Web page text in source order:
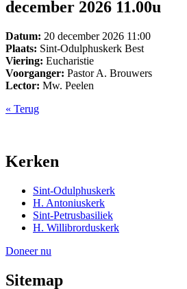
december 2026 11.00u
Datum: 20 december 2026 11:00
Plaats: Sint-Odulphuskerk Best
Viering: Eucharistie
Voorganger: Pastor A. Brouwers
Lector: Mw. Peelen
« Terug
Kerken
Sint-Odulphuskerk
H. Antoniuskerk
Sint-Petrusbasiliek
H. Willibrorduskerk
Doneer nu
Sitemap